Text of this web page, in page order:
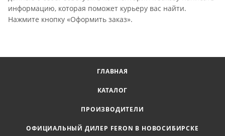
информацию, которая поможет курьеру вас найти.
Нажмите кнопку «Оформить заказ».
ГЛАВНАЯ
КАТАЛОГ
ПРОИЗВОДИТЕЛИ
ОФИЦИАЛЬНЫЙ ДИЛЕР FERON В НОВОСИБИРСКЕ